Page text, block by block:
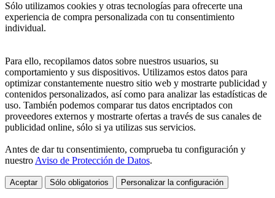
Sólo utilizamos cookies y otras tecnologías para ofrecerte una
experiencia de compra personalizada con tu consentimiento
individual.
Para ello, recopilamos datos sobre nuestros usuarios, su
comportamiento y sus dispositivos. Utilizamos estos datos para
optimizar constantemente nuestro sitio web y mostrarte publicidad y
contenidos personalizados, así como para analizar las estadísticas de
uso. También podemos comparar tus datos encriptados con
proveedores externos y mostrarte ofertas a través de sus canales de
publicidad online, sólo si ya utilizas sus servicios.
Antes de dar tu consentimiento, comprueba tu configuración y
nuestro Aviso de Protección de Datos.
Aceptar Sólo obligatorios Personalizar la configuración